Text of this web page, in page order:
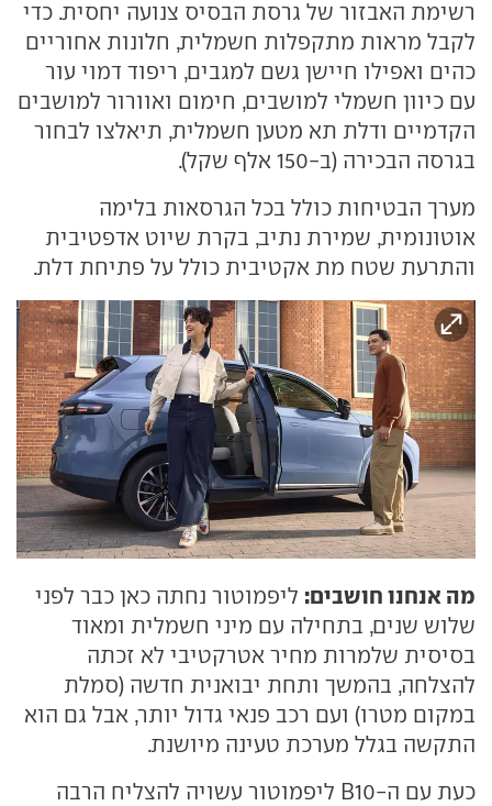
רשימת האבזור של גרסת הבסיס צנועה יחסית. כדי
לקבל מראות מתקפלות חשמלית, חלונות אחוריים
כהים ואפילו חיישן גשם למגבים, ריפוד דמוי עור
עם כיוון חשמלי למושבים, חימום ואוורור למושבים
הקדמיים ודלת תא מטען חשמלית, תיאלצו לבחור
בגרסה הבכירה (ב-150 אלף שקל).
מערך הבטיחות כולל בכל הגרסאות בלימה
אוטונומית, שמירת נתיב, בקרת שיוט אדפטיבית
והתרעת שטח מת אקטיבית כולל על פתיחת דלת.
מה אנחנו חושבים: ליפמוטור נחתה כאן כבר לפני
שלוש שנים, בתחילה עם מיני חשמלית ומאוד
בסיסית שלמרות מחיר אטרקטיבי לא זכתה
להצלחה, בהמשך ותחת יבואנית חדשה (סמלת
במקום מטרו) ועם רכב פנאי גדול יותר, אבל גם הוא
התקשה בגלל מערכת טעינה מיושנת.
כעת עם ה-B10 ליפמוטור עשויה להצליח הרבה